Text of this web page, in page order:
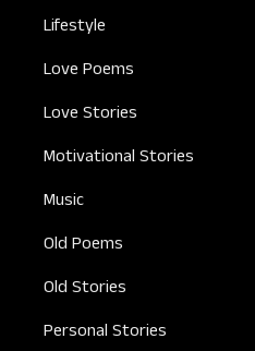
Lifestyle
Love Poems
Love Stories
Motivational Stories
Music
Old Poems
Old Stories
Personal Stories